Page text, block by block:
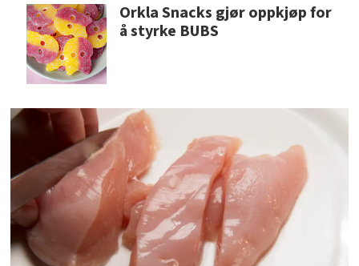
Orkla Snacks gjør oppkjøp for
å styrke BUBS